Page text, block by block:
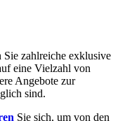
zahlreiche exklusive
eine Vielzahl von
Angebote zur
sind.
Sie sich, um von den